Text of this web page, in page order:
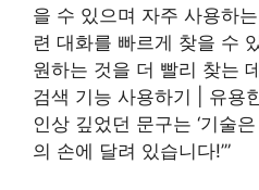
을 수 있으며 자주 사용하
련 대화를 빠르게 찾을 수
원하는 것을 더 빨리 찾는
검색 기능 사용하기 | 유용
인상 깊었던 문구는 ‘기술
의 손에 달려 있습니다!’”